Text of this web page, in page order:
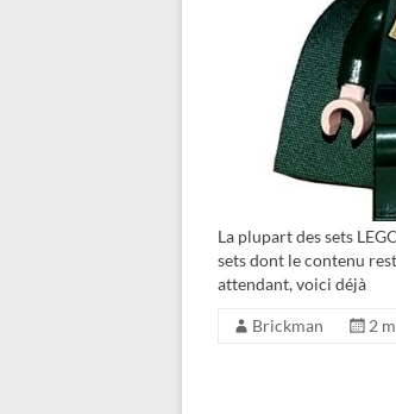
La plupart des sets
sets dont le contenu
attendant, voici déjà
Brickman 2